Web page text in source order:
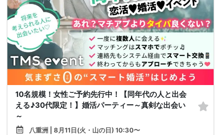
10名規模！女性ご予約先行中！【同年代の人と出会
える♪30代限定！】婚活パーティー～真剣な出会い
～
八重洲 | 8月11日(火・山の日) 10:30〜